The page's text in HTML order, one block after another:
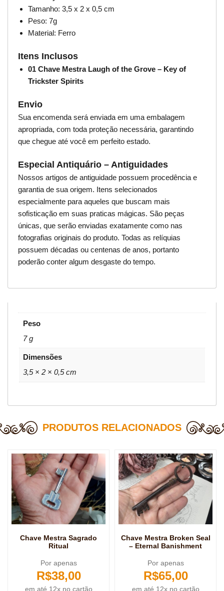
Tamanho: 3,5 x 2 x 0,5 cm
Peso: 7g
Material: Ferro
Itens Inclusos
01 Chave Mestra Laugh of the Grove – Key of
Trickster Spirits
Envio
Sua encomenda será enviada em uma embalagem
apropriada, com toda proteção necessária, garantindo
que chegue até você em perfeito estado.
Especial Antiquário – Antiguidades
Nossos artigos de antiguidade possuem procedência e
garantia de sua origem. Itens selecionados
especialmente para aqueles que buscam mais
sofisticação em suas praticas mágicas. São peças
únicas, que serão enviadas exatamente como nas
fotografias originais do produto. Todas as relíquias
possuem décadas ou centenas de anos, portanto
poderão conter algum desgaste do tempo.
Peso
7 g
Dimensões
3,5 × 2 × 0,5 cm
PRODUTOS RELACIONADOS
Chave Mestra Sagrado
Ritual
Por apenas
R$38,00
em até 12x no cartão
Chave Mestra Broken Seal
– Eternal Banishment
Por apenas
R$65,00
em até 12x no cartão